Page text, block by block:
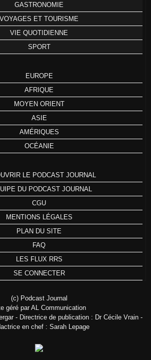
GASTRONOMIE
VOYAGES ET TOURISME
VIE QUOTIDIENNE
SPORT
EUROPE
AFRIQUE
MOYEN ORIENT
ASIE
AMÉRIQUES
OCÉANIE
LE PODCAST JOURNAL
DU PODCAST JOURNAL
CGU
MENTIONS LÉGALES
PLAN DU SITE
FAQ
LES FLUX RRS
SE CONNECTER
(c) Podcast Journal
géré par AL Communication
- Directrice de publication : Dr Cécile Vrain -
en chef : Sarah Lepage